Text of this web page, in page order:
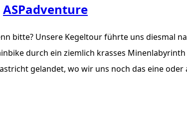
ASPadventure
bitte? Unsere Kegeltour führte uns diesmal
durch ein ziemlich krasses
gelandet, wo wir uns noch das eine